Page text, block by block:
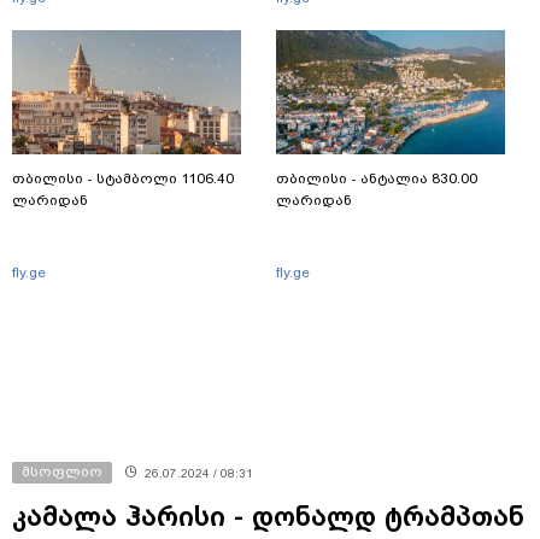
თბილისი - სტამბოლი 1106.40
ლარიდან
fly.ge
თბილისი - ანტალია 830.00
ლარიდან
fly.ge
მსოფლიო 26.07.2024 / 08:31
კამალა ჰარისი - დონალდ ტრამპთან